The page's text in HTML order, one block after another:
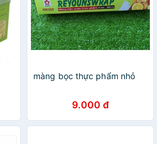
màng bọc thực phẩm nhỏ
9.000 đ